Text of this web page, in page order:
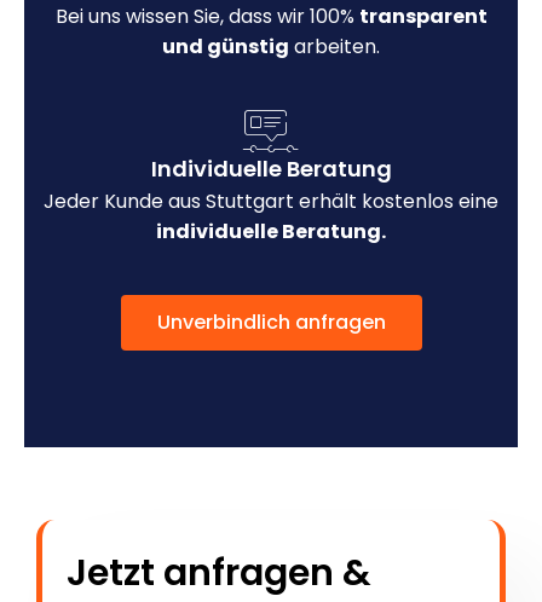
Bei uns wissen Sie, dass wir 100% transparent
und günstig arbeiten.
Individuelle Beratung
Jeder Kunde aus Stuttgart erhält kostenlos eine
individuelle Beratung.
Unverbindlich anfragen
Jetzt anfragen &